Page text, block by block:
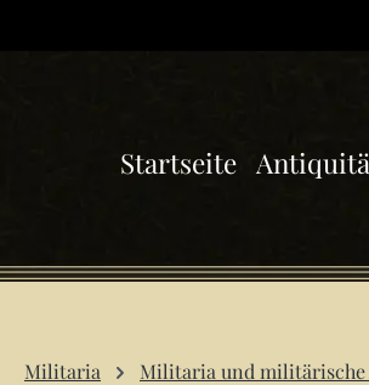
Startseite
Militaria Militaria und militärische